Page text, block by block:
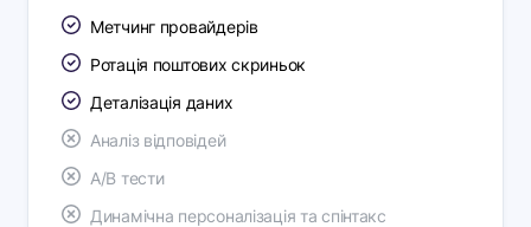
Метчинг провайдерів
Ротація поштових скриньок
Деталізація даних
Аналіз відповідей
A/B тести
Динамічна персоналізація та спінтакс